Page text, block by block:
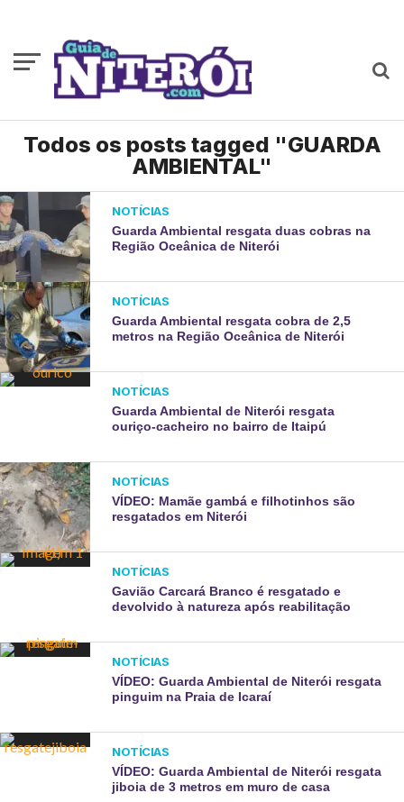
Todos os posts tagged "GUARDA
AMBIENTAL"
NOTÍCIAS
Guarda Ambiental resgata duas cobras na
Região Oceânica de Niterói
NOTÍCIAS
Guarda Ambiental resgata cobra de 2,5
metros na Região Oceânica de Niterói
NOTÍCIAS
Guarda Ambiental de Niterói resgata
ouriço-cacheiro no bairro de Itaipú
NOTÍCIAS
VÍDEO: Mamãe gambá e filhotinhos são
resgatados em Niterói
NOTÍCIAS
Gavião Carcará Branco é resgatado e
devolvido à natureza após reabilitação
NOTÍCIAS
VÍDEO: Guarda Ambiental de Niterói resgata
pinguim na Praia de Icaraí
NOTÍCIAS
VÍDEO: Guarda Ambiental de Niterói resgata
jiboia de 3 metros em muro de casa